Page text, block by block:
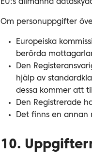
EU:s allmänna
Om personuppgifter
Europeiska
berörda
Den
hjälp av
dessa kommer att
Den Registrerade
Det finns en annan
10.